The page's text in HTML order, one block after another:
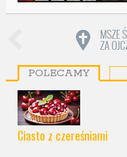
POLECAMY
Ciasto z czereśniami